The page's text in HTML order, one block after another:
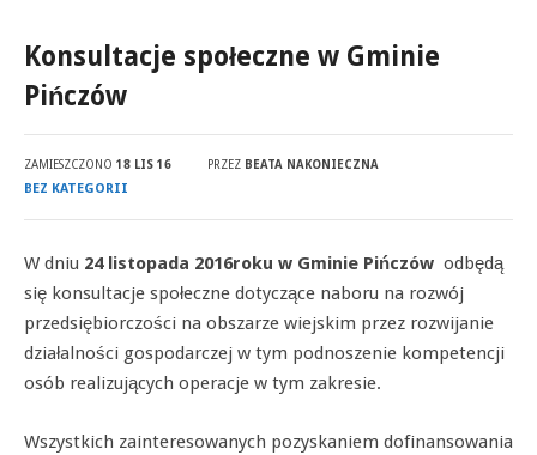
Konsultacje społeczne w Gminie
Pińczów
ZAMIESZCZONO 18 LIS 16 PRZEZ BEATA NAKONIECZNA
BEZ KATEGORII
W dniu 24 listopada 2016roku w Gminie Pińczów odbędą
się konsultacje społeczne dotyczące naboru na rozwój
przedsiębiorczości na obszarze wiejskim przez rozwijanie
działalności gospodarczej w tym podnoszenie kompetencji
osób realizujących operacje w tym zakresie.
Wszystkich zainteresowanych pozyskaniem dofinansowania